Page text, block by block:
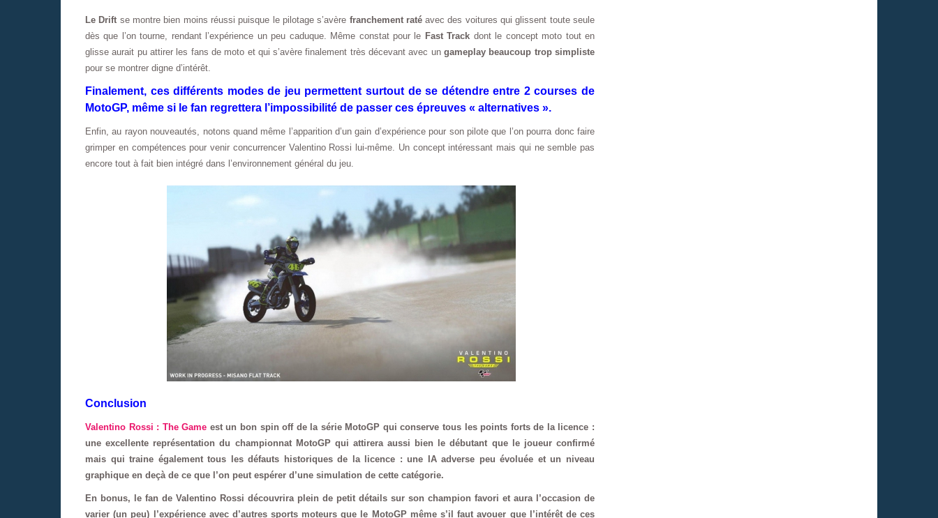
Le Drift se montre bien moins réussi puisque le pilotage s’avère franchement ratéavec des voitures qui glissent toute seule
dès que l’on tourne, rendant l’expérience un peu caduque. Même constat pour le Fast Track dont le concept moto tout en
glisse aurait pu attirer les fans de moto et qui s’avère finalement très décevant avec ungameplay beaucoup trop simpliste
pour se montrer digne d’intérêt.
Finalement, ces différents modes de jeu permettent surtout de se détendre entre 2 courses de
MotoGP, même si le fan regrettera l’impossibilité de passer ces épreuves « alternatives ».
Enfin, au rayon nouveautés, notons quand même l’apparition d’un gain d’expérience pour son pilote que l’on pourra donc faire
grimper en compétences pour venir concurrencer Valentino Rossi lui-même. Un concept intéressant mais qui ne semble pas
encore tout à fait bien intégré dans l’environnement général du jeu.
Conclusion
Valentino Rossi : The Game est un bon spin off de la série MotoGP qui conserve tous les points forts de la licence :
une excellente représentation du championnat MotoGP qui attirera aussi bien le débutant que le joueur confirmé
mais qui traine également tous les défauts historiques de la licence : une IA adverse peu évoluée et un niveau
graphique en deçà de ce que l’on peut espérer d’une simulation de cette catégorie.
En bonus, le fan de Valentino Rossi découvrira plein de petit détails sur son champion favori et aura l’occasion de
varier (un peu) l’expérience avec d’autres sports moteurs que le MotoGP même s’il faut avouer que l’intérêt de ces